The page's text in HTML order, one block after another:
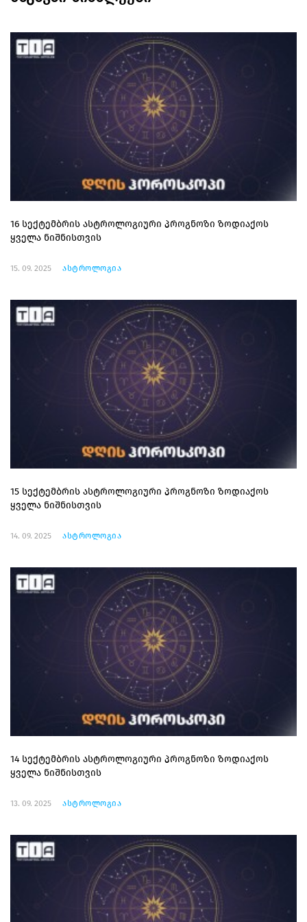
16 სექტემბრის ასტროლოგიური პროგნოზი ზოდიაქოს
ყველა ნიშნისთვის
15. 09. 2025 ასტროლოგია
15 სექტემბრის ასტროლოგიური პროგნოზი ზოდიაქოს
ყველა ნიშნისთვის
14. 09. 2025 ასტროლოგია
14 სექტემბრის ასტროლოგიური პროგნოზი ზოდიაქოს
ყველა ნიშნისთვის
13. 09. 2025 ასტროლოგია